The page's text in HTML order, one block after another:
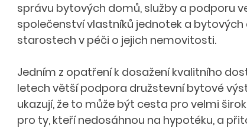
správu bytových domů, služby a podporu
společenství vlastníků jednotek a
starostech v péči o jejich nemovitosti.
Jedním z opatření k dosažení kvalitního
letech větší podpora družstevní bytové
ukazují, že to může být cesta pro velmi
pro ty, kteří nedosáhnou na hypotéku, a